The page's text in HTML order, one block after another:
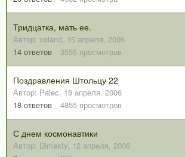
Тридцатка, мать ее.
Автор: voland, 15 апреля, 2006
14 ответов 3555 просмотров
Поздравления Штольцу 22
Автор: Palec, 18 апреля, 2006
18 ответов 4855 просмотров
С днем космонавтики
Автор: Dimasty, 12 апреля, 2006